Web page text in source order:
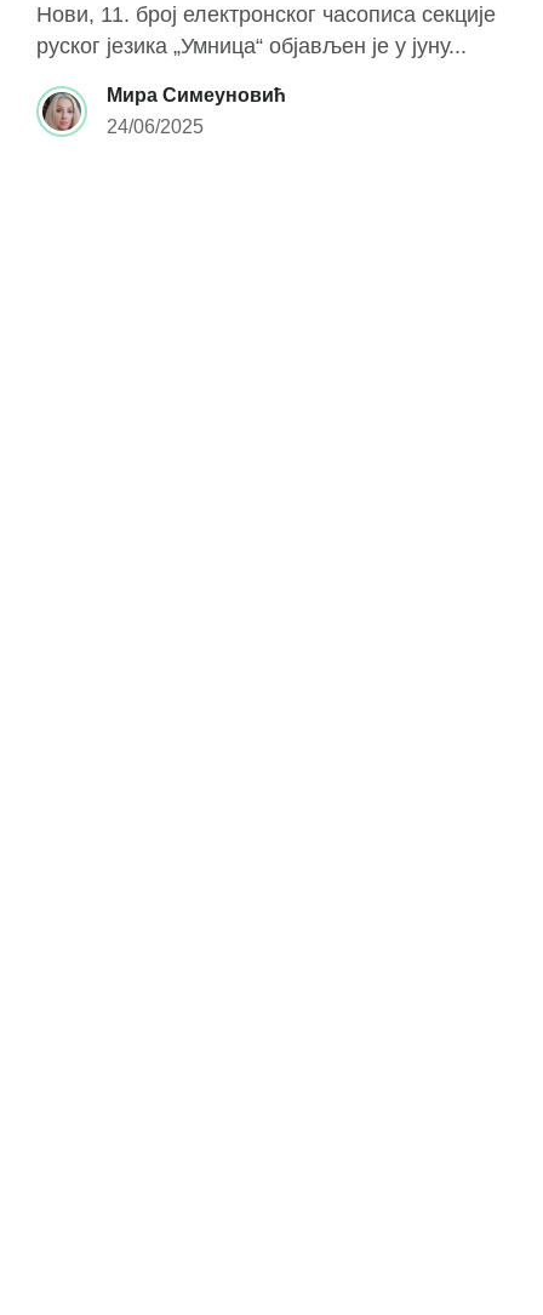
Нови, 11. број електронског часописа секције
руског језика „Умница“ објављен је у јуну...
Мира Симеуновић
24/06/2025